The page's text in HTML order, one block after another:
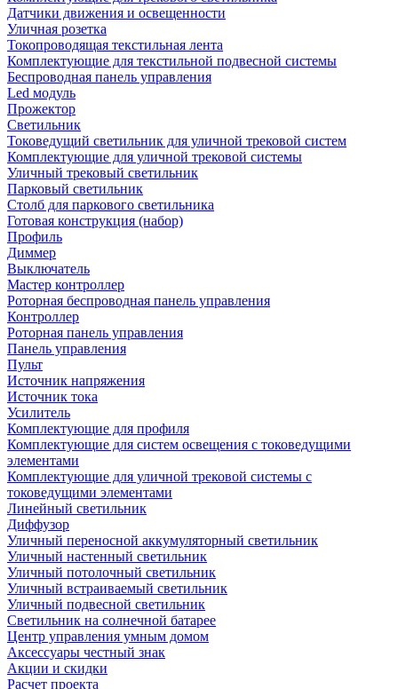
Датчики движения и освещенности
Уличная розетка
Токопроводящая текстильная лента
Комплектующие для текстильной подвесной системы
Беспроводная панель управления
Led модуль
Прожектор
Светильник
Токоведущий светильник для уличной трековой систем
Комплектующие для уличной трековой системы
Уличный трековый светильник
Парковый светильник
Столб для паркового светильника
Готовая конструкция (набор)
Профиль
Диммер
Выключатель
Мастер контроллер
Роторная беспроводная панель управления
Контроллер
Роторная панель управления
Панель управления
Пульт
Источник напряжения
Источник тока
Усилитель
Комплектующие для профиля
Комплектующие для систем освещения с токоведущими
элементами
Комплектующие для уличной трековой системы с
токоведущими элементами
Линейный светильник
Диффузор
Уличный переносной аккумуляторный светильник
Уличный настенный светильник
Уличный потолочный светильник
Уличный встраиваемый светильник
Уличный подвесной светильник
Светильник на солнечной батарее
Центр управления умным домом
Аксессуары честный знак
Акции и скидки
Расчет проекта